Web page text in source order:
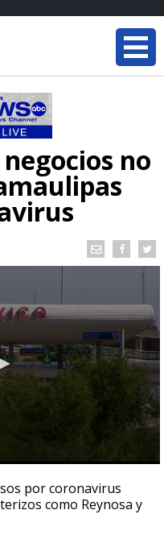
no
por coronavirus
como Reynosa y